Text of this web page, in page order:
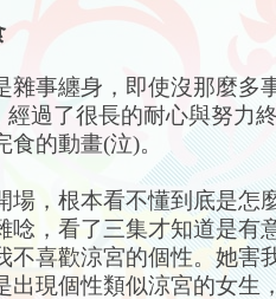
雜事纏身，即使沒那麼多
經過了很長的耐心與努力
的動畫(泣)。
場，根本看不懂到底是怎
唸，看了三集才知道是有
不喜歡涼宮的個性。她害
出現個性類似涼宮的女生